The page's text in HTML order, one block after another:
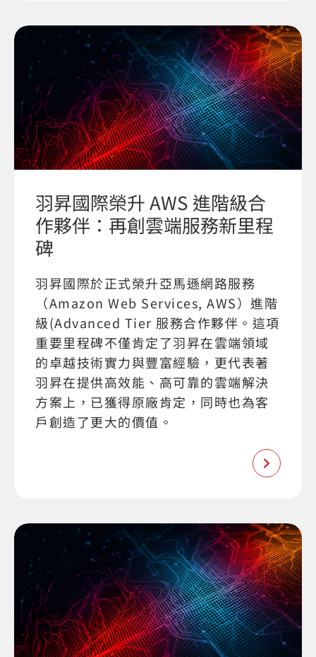
羽昇國際榮升 AWS 進階級合
作夥伴：再創雲端服務新里程
碑
羽昇國際於正式榮升亞馬遜網路服務
（Amazon Web Services, AWS）進階
級(Advanced Tier 服務合作夥伴。這項
重要里程碑不僅肯定了羽昇在雲端領域
的卓越技術實力與豐富經驗，更代表著
羽昇在提供高效能、高可靠的雲端解決
方案上，已獲得原廠肯定，同時也為客
戶創造了更大的價值。